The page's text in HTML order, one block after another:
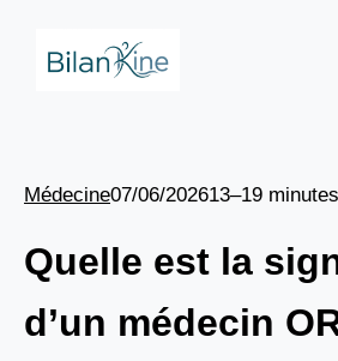
Médecine07/06/202613–19 minutes
Quelle est la
d’un médecin